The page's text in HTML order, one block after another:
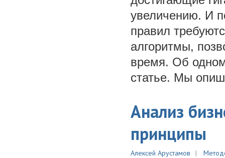
увеличению. И
правил
алгоритмы,
время. Об одном
статье. Мы
Анализ
принципы
Алексей Арустамов